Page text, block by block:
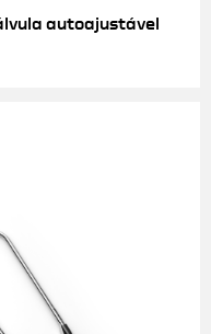
autoajustável